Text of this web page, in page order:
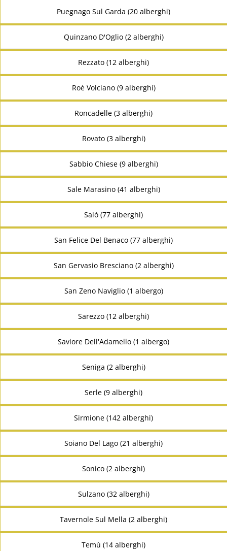
Puegnago Sul Garda (20 alberghi)
Quinzano D'Oglio (2 alberghi)
Rezzato (12 alberghi)
Roè Volciano (9 alberghi)
Roncadelle (3 alberghi)
Rovato (3 alberghi)
Sabbio Chiese (9 alberghi)
Sale Marasino (41 alberghi)
Salò (77 alberghi)
San Felice Del Benaco (77 alberghi)
San Gervasio Bresciano (2 alberghi)
San Zeno Naviglio (1 albergo)
Sarezzo (12 alberghi)
Saviore Dell'Adamello (1 albergo)
Seniga (2 alberghi)
Serle (9 alberghi)
Sirmione (142 alberghi)
Soiano Del Lago (21 alberghi)
Sonico (2 alberghi)
Sulzano (32 alberghi)
Tavernole Sul Mella (2 alberghi)
Temù (14 alberghi)